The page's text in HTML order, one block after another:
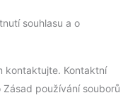
souhlasu a o
kontaktujte. Kontaktní
používání souborů